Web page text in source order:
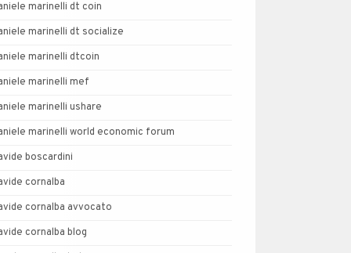
marinelli dt coin
marinelli dt socialize
marinelli dtcoin
marinelli mef
marinelli ushare
marinelli world economic forum
boscardini
cornalba
cornalba avvocato
cornalba blog